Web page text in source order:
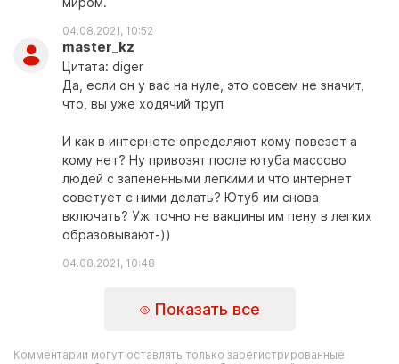
04.08.2021, 10:52
master_kz
Цитата: diger
Да, если он у вас на нуле, это совсем не значит,
что, вы уже ходячий труп
И как в интернете определяют кому повезет а
кому нет? Ну привозят после ютуба массово
людей с запененными легкими и что интернет
советует с ними делать? Ютуб им снова
включать? Уж точно не вакцины им пену в легких
образовывают-))
04.08.2021, 10:48
Показать все
Комментарии могут оставлять только зарегистрированные